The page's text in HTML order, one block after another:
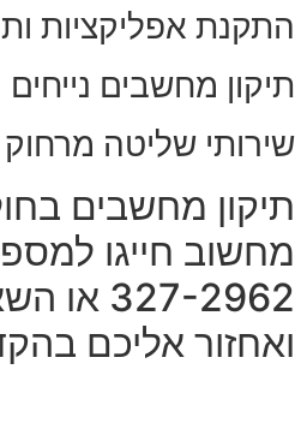
התקנת אפליקציות
תיקון מחשבים נייחים
שירותי שליטה מרחוק
תיקון מחשבים
327-
ואחזור אליכם